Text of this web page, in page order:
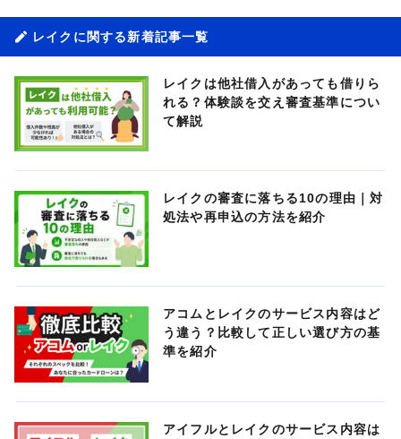
レイクに関する新着記事一覧
レイクは他社借入があっても借りら
れる？体験談を交え審査基準につい
て解説
レイクの審査に落ちる10の理由｜対
処法や再申込の方法を紹介
アコムとレイクのサービス内容はど
う違う？比較して正しい選び方の基
準を紹介
アイフルとレイクのサービス内容は